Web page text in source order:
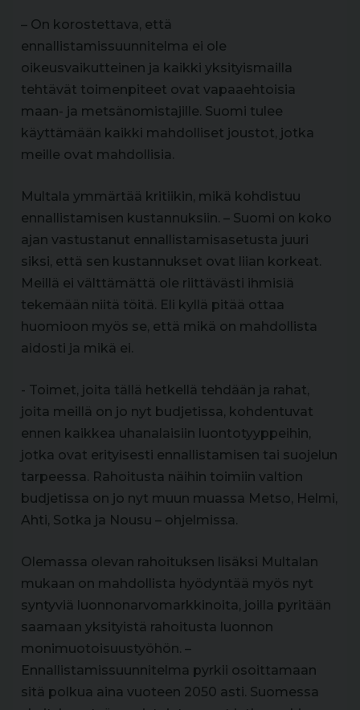
– On korostettava, että
ennallistamissuunnitelma ei ole
oikeusvaikutteinen ja kaikki yksityismailla
tehtävät toimenpiteet ovat vapaaehtoisia
maan- ja metsänomistajille. Suomi tulee
käyttämään kaikki mahdolliset joustot, jotka
meille ovat mahdollisia.
Multala ymmärtää kritiikin, mikä kohdistuu
ennallistamisen kustannuksiin. – Suomi on koko
ajan vastustanut ennallistamisasetusta juuri
siksi, että sen kustannukset ovat liian korkeat.
Meillä ei välttämättä ole riittävästi ihmisiä
tekemään niitä töitä. Eli kyllä pitää ottaa
huomioon myös se, että mikä on mahdollista
aidosti ja mikä ei.
- Toimet, joita tällä hetkellä tehdään ja rahat,
joita meillä on jo nyt budjetissa, kohdentuvat
ennen kaikkea uhanalaisiin luontotyyppeihin,
jotka ovat erityisesti ennallistamisen tai suojelun
tarpeessa. Rahoitusta näihin toimiin valtion
budjetissa on jo nyt muun muassa Metso, Helmi,
Ahti, Sotka ja Nousu – ohjelmissa.
Olemassa olevan rahoituksen lisäksi Multalan
mukaan on mahdollista hyödyntää myös nyt
syntyviä luonnonarvomarkkinoita, joilla pyritään
saamaan yksityistä rahoitusta luonnon
monimuotoisuustyöhön. –
Ennallistamissuunnitelma pyrkii osoittamaan
sitä polkua aina vuoteen 2050 asti. Suomessa